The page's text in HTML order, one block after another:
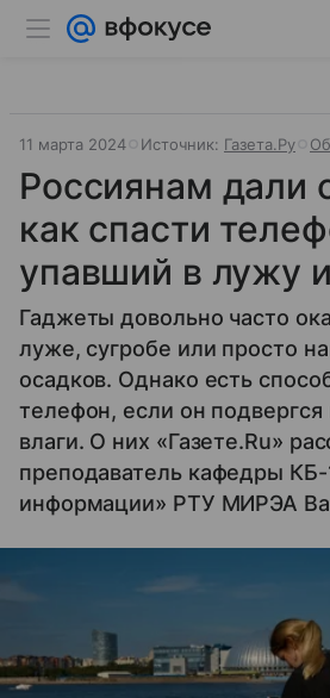
11 марта 2024 Источник: Газета.Ру
Россиянам дали
как спасти
упавший в лужу
Гаджеты довольно часто
луже, сугробе или просто
осадков. Однако есть
телефон, если он
влаги. О них «Газете.Ru»
преподаватель кафедры
информации» РТУ МИРЭА